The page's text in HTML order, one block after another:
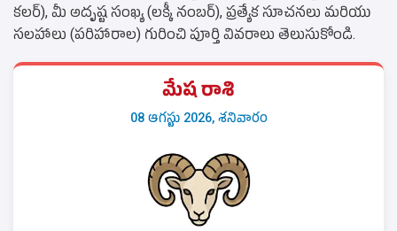
కలర్), మీ అదృష్ట సంఖ్య (లక్కీ నంబర్), ప్రత్యేక సూచనలు మరియు
సలహాలు (పరిహారాల) గురించి పూర్తి వివరాలు తెలుసుకోండి.
మేష రాశి
08 ఆగస్టు 2026, శనివారం